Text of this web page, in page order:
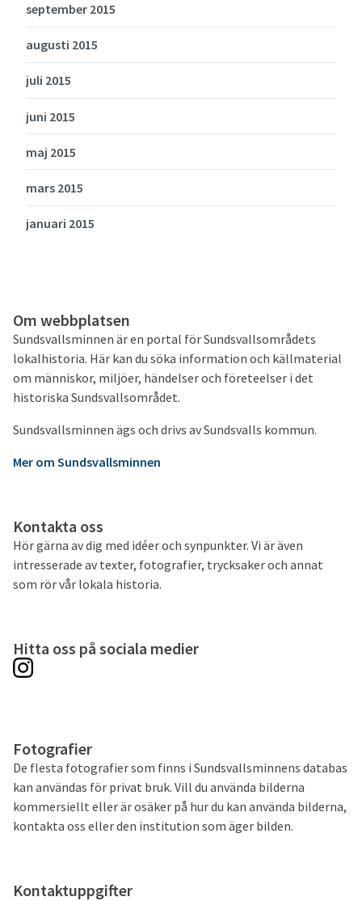
september 2015
augusti 2015
juli 2015
juni 2015
maj 2015
mars 2015
januari 2015
Om webbplatsen
Sundsvallsminnen är en portal för Sundsvallsområdets
lokalhistoria. Här kan du söka information och källmaterial
om människor, miljöer, händelser och företeelser i det
historiska Sundsvallsområdet.
Sundsvallsminnen ägs och drivs av Sundsvalls kommun.
Mer om Sundsvallsminnen
Kontakta oss
Hör gärna av dig med idéer och synpunkter. Vi är även
intresserade av texter, fotografier, trycksaker och annat
som rör vår lokala historia.
Hitta oss på sociala medier
Fotografier
De flesta fotografier som finns i Sundsvallsminnens databas
kan användas för privat bruk. Vill du använda bilderna
kommersiellt eller är osäker på hur du kan använda bilderna,
kontakta oss eller den institution som äger bilden.
Kontaktuppgifter